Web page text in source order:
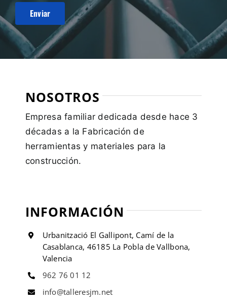
NOSOTROS
Empresa familiar dedicada desde hace 3
décadas a la Fabricación de
herramientas y materiales para la
construcción.
INFORMACIÓN
Urbanització El Gallipont, Camí de la
Casablanca, 46185 La Pobla de Vallbona,
Valencia
962 76 01 12
info@talleresjm.net